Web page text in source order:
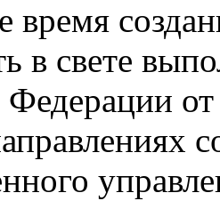
время
в свете
Федерации